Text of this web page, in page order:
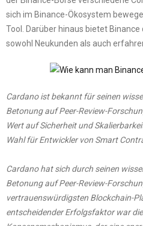
sich im Binance-Ökosystem
Tool. Darüber hinaus bietet Binance
sowohl Neukunden als auch
Cardano ist bekannt für seinen
Betonung auf Peer-Review-
Wert auf Sicherheit und
Wahl für Entwickler von Smart
Cardano hat sich durch seinen
Betonung auf Peer-Review-
vertrauenswürdigsten Blockchain-
entscheidender Erfolgsfaktor war